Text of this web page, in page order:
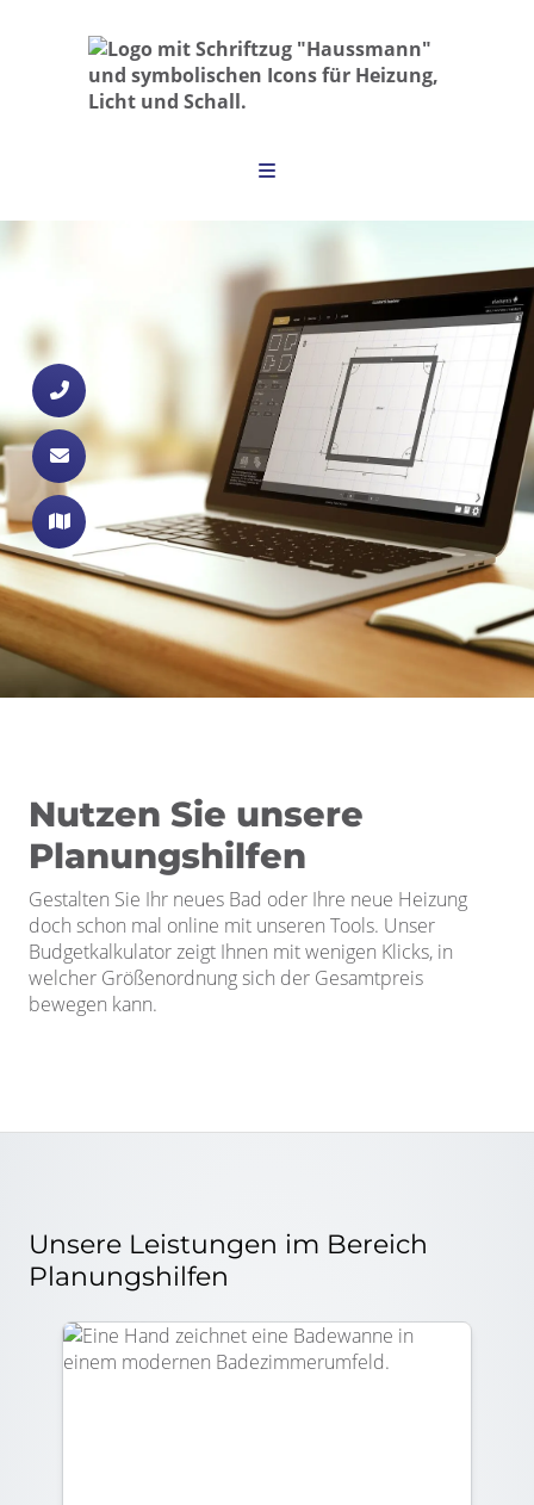
Nutzen Sie unsere
Planungshilfen
Gestalten Sie Ihr neues Bad oder Ihre neue Heizung
doch schon mal online mit unseren Tools. Unser
Budgetkalkulator zeigt Ihnen mit wenigen Klicks, in
welcher Größenordnung sich der Gesamtpreis
bewegen kann.
Unsere Leistungen im Bereich
Planungshilfen